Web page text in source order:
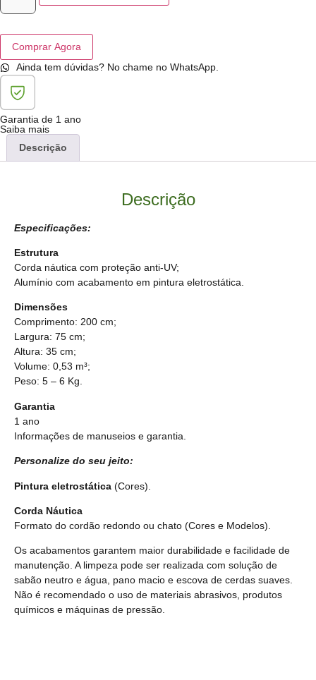
Comprar Agora
Ainda tem dúvidas? No chame no WhatsApp.
Garantia de 1 ano
Saiba mais
Descrição
Descrição
Especificações:
Estrutura
Corda náutica com proteção anti-UV;
Alumínio com acabamento em pintura eletrostática.
Dimensões
Comprimento: 200 cm;
Largura: 75 cm;
Altura: 35 cm;
Volume: 0,53 m³;
Peso: 5 – 6 Kg.
Garantia
1 ano
Informações de manuseios e garantia.
Personalize do seu jeito:
Pintura eletrostática (Cores).
Corda Náutica
Formato do cordão redondo ou chato (Cores e Modelos).
Os acabamentos garantem maior durabilidade e facilidade de
manutenção. A limpeza pode ser realizada com solução de
sabão neutro e água, pano macio e escova de cerdas suaves.
Não é recomendado o uso de materiais abrasivos, produtos
químicos e máquinas de pressão.